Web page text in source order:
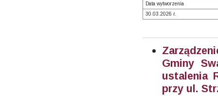
Data wytworzenia
30.03.2026 r.
Gminy
ustalenia
przy ul.